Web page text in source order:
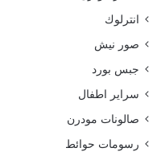
انترلوك
صور نيش
جبس بورد
سراير اطفال
صالونات مودرن
رسومات حوائط